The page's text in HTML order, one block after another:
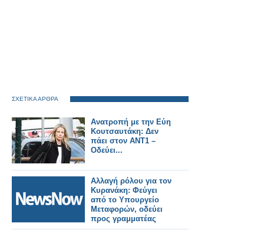
ΣΧΕΤΙΚΑ ΑΡΘΡΑ
Ανατροπή με την Εύη
Κουτσαυτάκη: Δεν
πάει στον ΑΝΤ1 –
Οδεύει...
Αλλαγή ρόλου για τον
Κυρανάκη: Φεύγει
από το Υπουργείο
Μεταφορών, οδεύει
προς γραμματέας
Ν.Δ.